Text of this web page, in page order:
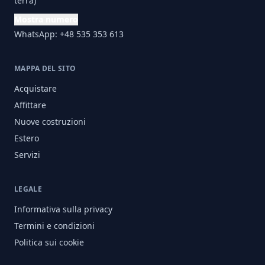
WhatsApp: +48 535 353 613
MAPPA DEL SITO
Acquistare
Affittare
Nuove costruzioni
Estero
Servizi
LEGALE
Informativa sulla privacy
Termini e condizioni
Politica sui cookie